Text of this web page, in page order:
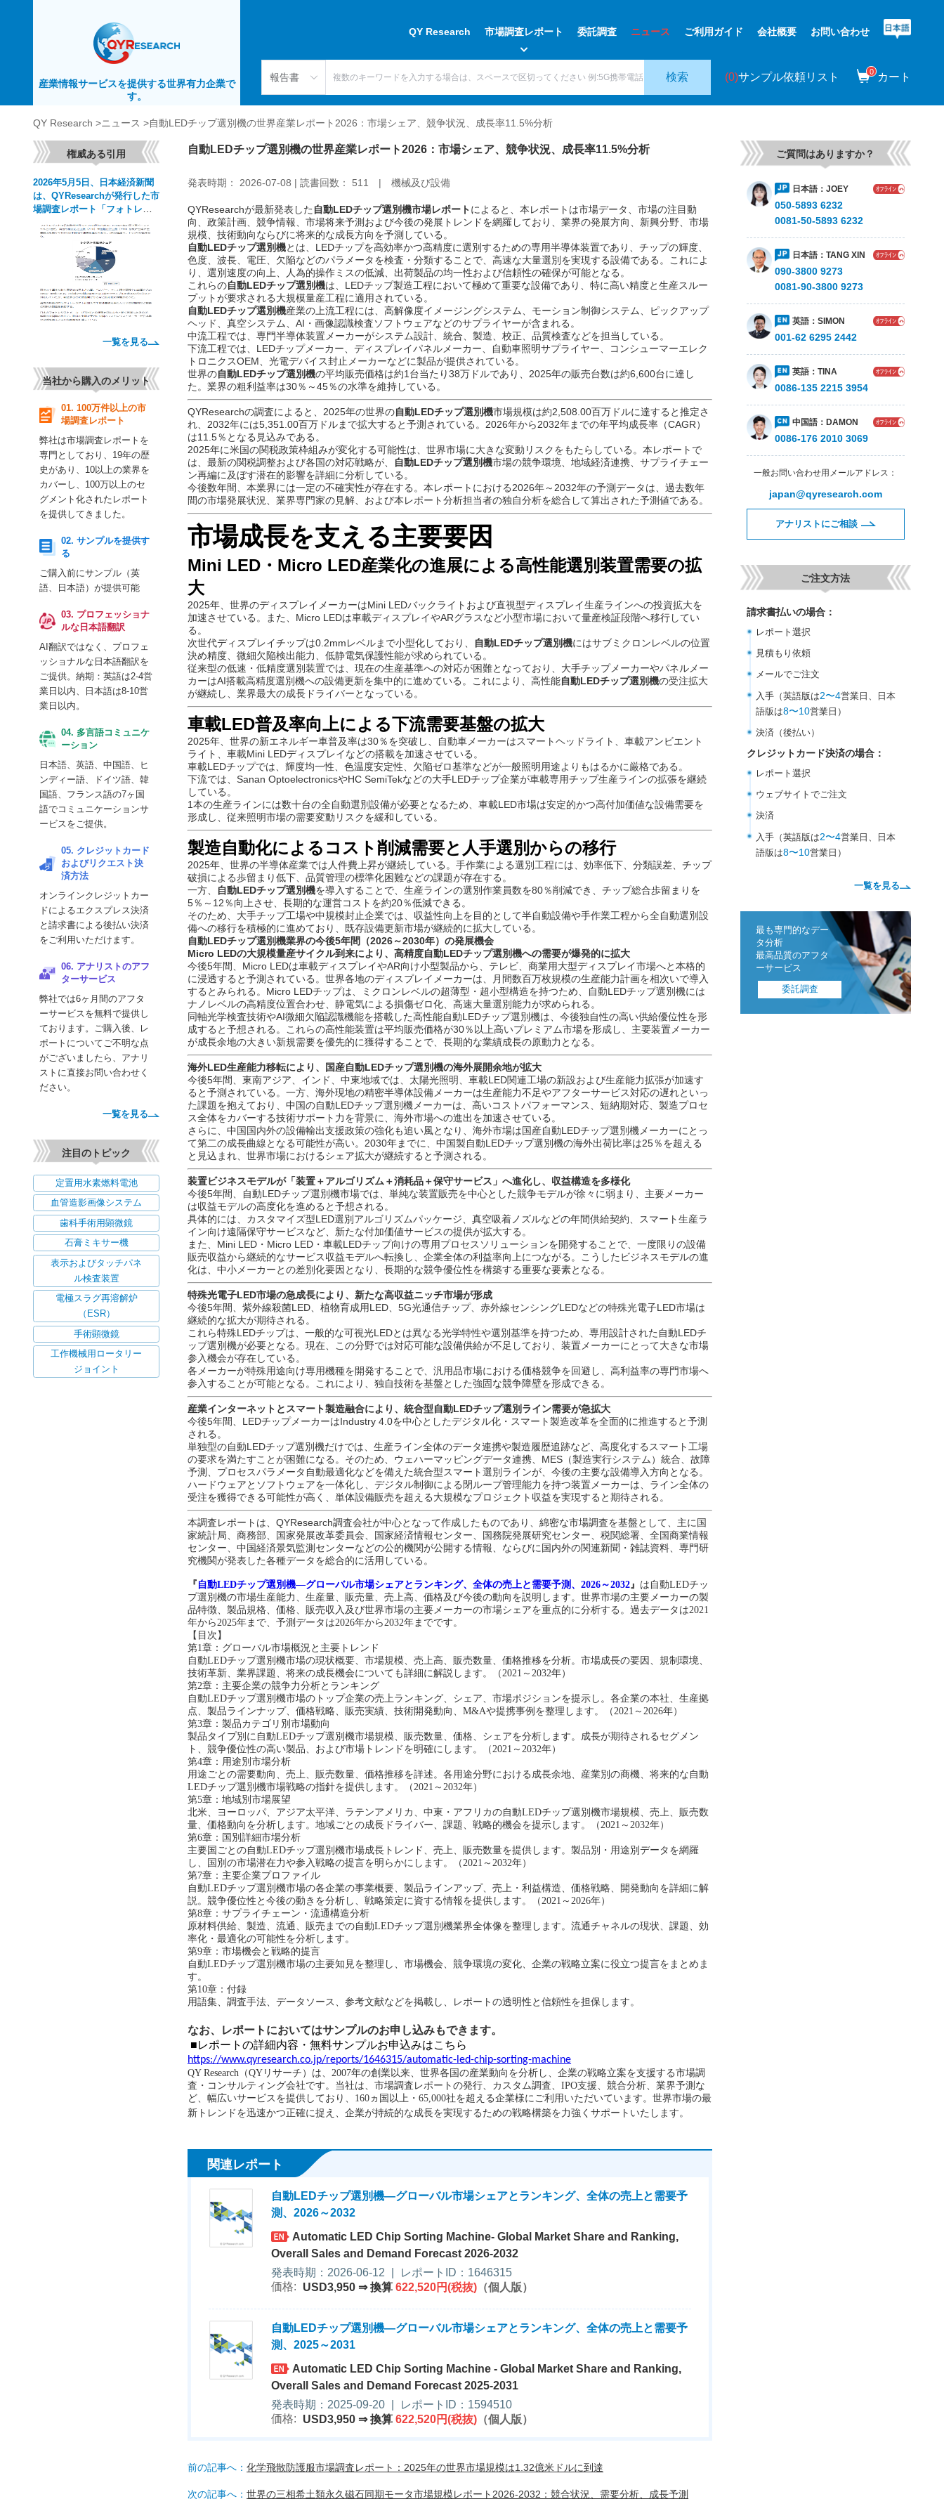
産業情報サービスを提供する世界有力企業で
す。
QY Research 市場調査レポート 委託調査 ニュース ご利用ガイド 会社概要 お問い合わせ
報告書 検索 (0)サンプル依頼リスト 0 カート
QY Research >ニュース >自動LEDチップ選別機の世界産業レポート2026：市場シェア、競争状況、成長率11.5%分析
2026年5月5日、日本経済新聞
場調査レポート「フォトレジ
スト―グローバル市場シェア
とランキング、全体の売上と
需要予測、2026～2032」を引
用しました。
一覧を見る
当社から購入のメリット
01. 100万件以上の市
場調査レポート
弊社は市場調査レポートを
専門としており、19年の歴
史があり、10以上の業界を
カバーし、100万以上のセ
グメント化されたレポート
を提供してきました。
る
語、日本語）が提供可能
03. プロフェッショナ
ルな日本語翻訳
ッショナルな日本語翻訳を
ご提供。納期：英語は2-4営
業日以内、日本語は8-10営
業日以内。
04. 多言語コミュニケ
ーション
日本語、英語、中国語、ヒ
ンディー語、ドイツ語、韓
国語、フランス語の7ヶ国
語でコミュニケーションサ
ービスをご提供。
05. クレジットカード
済方法
オンラインクレジットカー
ドによるエクスプレス決済
と請求書による後払い決済
をご利用いただけます。
06. アナリストのアフ
ターサービス
弊社では6ヶ月間のアフタ
ております。ご購入後、レ
ポートについてご不明な点
がございましたら、アナリ
ストに直接お問い合わせく
ださい。
一覧を見る
注目のトピック
定置用水素燃料電池
血管造影画像システム
歯科手術用顕微鏡
石膏ミキサー機
自動LEDチップ選別機の世界産業レポート2026：市場シェア、競争状況、成長率11.5%分析
発表時期： 2026-07-08 | 読書回数： 511 | 機械及び設備
QYResearchが最新発表した 自動LEDチップ選別機市場レポートによると、本レポートは市場データ、市場の注目動
向、政策計画、競争情報、市場将来予測および今後の発展トレンドを網羅しており、業界の発展方向、新興分野、市場
規模、技術動向ならびに将来的な成長方向を予測している。
自動LEDチップ選別機とは、LEDチップを高効率かつ高精度に選別するための専用半導体装置であり、チップの輝度、
色度、波長、電圧、欠陥などのパラメータを検査・分類することで、高速な大量選別を実現する設備である。これによ
り、選別速度の向上、人為的操作ミスの低減、出荷製品の均一性および信頼性の確保が可能となる。
これらの自動LEDチップ選別機は、LEDチップ製造工程において極めて重要な設備であり、特に高い精度と生産スルー
プットが要求される大規模量産工程に適用されている。
自動LEDチップ選別機産業の上流工程には、高解像度イメージングシステム、モーション制御システム、ピックアップ
ヘッド、真空システム、AI・画像認識検査ソフトウェアなどのサプライヤーが含まれる。
中流工程では、専門半導体装置メーカーがシステム設計、統合、製造、校正、品質検査などを担当している。
下流工程では、LEDチップメーカー、ディスプレイパネルメーカー、自動車照明サプライヤー、コンシューマーエレク
トロニクスOEM、光電デバイス封止メーカーなどに製品が提供されている。
世界の自動LEDチップ選別機の平均販売価格は約1台当たり38万ドルであり、2025年の販売台数は約6,600台に達し
た。業界の粗利益率は30％～45％の水準を維持している。
QYResearchの調査によると、2025年の世界の自動LEDチップ選別機市場規模は約2,508.00百万ドルに達すると推定さ
れ、2032年には5,351.00百万ドルまで拡大すると予測されている。2026年から2032年までの年平均成長率（CAGR）
は11.5％となる見込みである。
2025年に米国の関税政策枠組みが変化する可能性は、世界市場に大きな変動リスクをもたらしている。本レポートで
は、最新の関税調整および各国の対応戦略が、
自動LEDチップ選別機市場の競争環境、地域経済連携、サプライチェー
ン再編に及ぼす潜在的影響を詳細に分析している。
今後数年間、本業界には一定の不確実性が存在する。本レポートにおける2026年～2032年の予測データは、過去数年
間の市場発展状況、業界専門家の見解、および本レポート分析担当者の独自分析を総合して算出された予測値である。
市場成長を支える主要要因
Mini LED・Micro LED産業化の進展による高性能選別装置需要の拡
大
2025年、世界のディスプレイメーカーはMini LEDバックライトおよび直視型ディスプレイ生産ラインへの投資拡大を
加速させている。また、Micro LEDは車載ディスプレイやARグラスなど小型市場において量産検証段階へ移行してい
る。
次世代ディスプレイチップは0.2mmレベルまで小型化しており、
自動LEDチップ選別機にはサブミクロンレベルの位置
決め精度、微細欠陥検出能力、低静電気保護性能が求められている。
従来型の低速・低精度選別装置では、現在の生産基準への対応が困難となっており、大手チップメーカーやパネルメー
カーはAI搭載高精度選別機への設備更新を集中的に進めている。これにより、高性能自動LEDチップ選別機の受注拡大
が継続し、業界最大の成長ドライバーとなっている。
車載LED普及率向上による下流需要基盤の拡大
2025年、世界の新エネルギー車普及率は30％を突破し、自動車メーカーはスマートヘッドライト、車載アンビエント
ライト、車載Mini LEDディスプレイなどの搭載を加速させている。
車載LEDチップでは、輝度均一性、色温度安定性、欠陥ゼロ基準などが一般照明用途よりもはるかに厳格である。
下流では、Sanan OptoelectronicsやHC SemiTekなどの大手LEDチップ企業が車載専用チップ生産ラインの拡張を継続
している。
1本の生産ラインには数十台の全自動選別設備が必要となるため、車載LED市場は安定的かつ高付加価値な設備需要を
形成し、従来照明市場の需要変動リスクを緩和している。
製造自動化によるコスト削減需要と人手選別からの移行
2025年、世界の半導体産業では人件費上昇が継続している。手作業による選別工程には、効率低下、分類誤差、チップ
破損による歩留まり低下、品質管理の標準化困難などの課題が存在する。
一方、
自動LEDチップ選別機を導入することで、生産ラインの選別作業員数を80％削減でき、チップ総合歩留まりを
5％～12％向上させ、長期的な運営コストを約20％低減できる。
そのため、大手チップ工場や中規模封止企業では、収益性向上を目的として半自動設備や手作業工程から全自動選別設
備への移行を積極的に進めており、既存設備更新市場が継続的に拡大している。
自動LEDチップ選別機業界の今後5年間（2026～2030年）の発展機会
Micro LEDの大規模量産サイクル到来により、高精度自動LEDチップ選別機への需要が爆発的に拡大
今後5年間、Micro LEDは車載ディスプレイやAR向け小型製品から、テレビ、商業用大型ディスプレイ市場へと本格的
に浸透すると予測されている。世界各地のディスプレイメーカーは、月間数百万枚規模の生産能力計画を相次いで導入
するとみられる。Micro LEDチップは、ミクロンレベルの超薄型・超小型構造を持つため、自動LEDチップ選別機には
ナノレベルの高精度位置合わせ、静電気による損傷ゼロ化、高速大量選別能力が求められる。
同軸光学検査技術やAI微細欠陥認識機能を搭載した高性能自動LEDチップ選別機は、今後独自性の高い供給優位性を形
成すると予想される。これらの高性能装置は平均販売価格が30％以上高いプレミアム市場を形成し、主要装置メーカー
が成長余地の大きい新規需要を優先的に獲得することで、長期的な業績成長の原動力となる。
海外LED生産能力移転により、国産自動LEDチップ選別機の海外展開余地が拡大
今後5年間、東南アジア、インド、中東地域では、太陽光照明、車載LED関連工場の新設および生産能力拡張が加速す
ると予測されている。一方、海外現地の精密半導体設備メーカーは生産能力不足やアフターサービス対応の遅れといっ
た課題を抱えており、中国の自動LEDチップ選別機メーカーは、高いコストパフォーマンス、短納期対応、製造プロセ
ス全体をカバーする技術サポート力を背景に、海外市場への進出を加速させている。
さらに、中国国内外の設備輸出支援政策の強化も追い風となり、海外市場は国産自動LEDチップ選別機メーカーにとっ
て第二の成長曲線となる可能性が高い。2030年までに、中国製自動LEDチップ選別機の海外出荷比率は25％を超える
と見込まれ、世界市場におけるシェア拡大が継続すると予測される。
装置ビジネスモデルが「装置＋アルゴリズム＋消耗品＋保守サービス」へ進化し、収益構造を多様化
今後5年間、自動LEDチップ選別機市場では、単純な装置販売を中心とした競争モデルが徐々に弱まり、主要メーカー
は収益モデルの高度化を進めると予想される。
具体的には、カスタマイズ型LED選別アルゴリズムパッケージ、真空吸着ノズルなどの年間供給契約、スマート生産ラ
イン向け遠隔保守サービスなど、新たな付加価値サービスの提供が拡大する。
また、Mini LED・Micro LED・車載LEDチップ向けの専用プロセスソリューションを開発することで、一度限りの設備
販売収益から継続的なサービス収益モデルへ転換し、企業全体の利益率向上につながる。こうしたビジネスモデルの進
化は、中小メーカーとの差別化要因となり、長期的な競争優位性を構築する重要な要素となる。
特殊光電子LED市場の急成長により、新たな高収益ニッチ市場が形成
今後5年間、紫外線殺菌LED、植物育成用LED、5G光通信チップ、赤外線センシングLEDなどの特殊光電子LED市場は
継続的な拡大が期待される。
これら特殊LEDチップは、一般的な可視光LEDとは異なる光学特性や選別基準を持つため、専用設計された自動LEDチ
ップ選別機が必要となる。現在、この分野では対応可能な設備供給が不足しており、装置メーカーにとって大きな市場
参入機会が存在している。
各メーカーが特殊用途向け専用機種を開発することで、汎用品市場における価格競争を回避し、高利益率の専門市場へ
参入することが可能となる。これにより、独自技術を基盤とした強固な競争障壁を形成できる。
産業インターネットとスマート製造融合により、統合型自動LEDチップ選別ライン需要が急拡大
今後5年間、LEDチップメーカーはIndustry 4.0を中心としたデジタル化・スマート製造改革を全面的に推進すると予測
される。
単独型の自動LEDチップ選別機だけでは、生産ライン全体のデータ連携や製造履歴追跡など、高度化するスマート工場
の要求を満たすことが困難になる。そのため、ウェハーマッピングデータ連携、MES（製造実行システム）統合、故障
予測、プロセスパラメータ自動最適化などを備えた統合型スマート選別ラインが、今後の主要な設備導入方向となる。
ハードウェアとソフトウェアを一体化し、デジタル制御による閉ループ管理能力を持つ装置メーカーは、ライン全体の
受注を獲得できる可能性が高く、単体設備販売を超える大規模なプロジェクト収益を実現すると期待される。
本調査レポートは、QYResearch調査会社が中心となって作成したものであり、綿密な市場調査を基盤として、主に国
家統計局、商務部、国家発展改革委員会、国家経済情報センター、国務院発展研究センター、税関総署、全国商業情報
センター、中国経済景気監測センターなどの公的機関が公開する情報、ならびに国内外の関連新聞・雑誌資料、専門研
究機関が発表した各種データを総合的に活用している。
『 自動LEDチップ選別機―グローバル市場シェアとランキング、全体の売上と需要予測、2026～2032』 は 自動LEDチッ
プ選別機の市場生産能力、生産量、販売量、売上高、価格及び今後の動向を説明します。世界市場の主要メーカーの製
品特徴、製品規格、価格、販売収入及び世界市場の主要メーカーの市場シェアを重点的に分析する。過去データは2021
年から2025年まで、予測データは2026年から2032年までです。
【目次】
第1章：グローバル市場概況と主要トレンド
自動LEDチップ選別機市場の現状概要、市場規模、売上高、販売数量、価格推移を分析。市場成長の要因、規制環境、
技術革新、業界課題、将来の成長機会についても詳細に解説します。（2021～2032年）
第2章：主要企業の競争力分析とランキング
自動LEDチップ選別機市場のトップ企業の売上ランキング、シェア、市場ポジションを提示し。各企業の本社、生産拠
点、製品ラインナップ、価格戦略、販売実績、技術開発動向、M&Aや提携事例を整理します。（2021～2026年）
第3章：製品カテゴリ別市場動向
製品タイプ別に 自動LEDチップ選別機市場規模、販売数量、価格、シェアを分析します。成長が期待されるセグメン
ト、競争優位性の高い製品、および市場トレンドを明確にします。（2021～2032年）
第4章：用途別市場分析
用途ごとの需要動向、売上、販売数量、価格推移を詳述。各用途分野における成長余地、産業別の商機、将来的な 自動
LEDチップ選別機市場戦略の指針を提供します。（2021～2032年）
第5章：地域別市場展望
北米、ヨーロッパ、アジア太平洋、ラテンアメリカ、中東・アフリカの自動LEDチップ選別機市場規模、売上、販売数
量、価格動向を分析します。地域ごとの成長ドライバー、課題、戦略的機会を提示します。（2021～2032年）
第6章：国別詳細市場分析
主要国ごとの自動LEDチップ選別機市場成長トレンド、売上、販売数量を提供します。製品別・用途別データを網羅
し、国別の市場潜在力や参入戦略の提言を明らかにします。（2021～2032年）
第7章：主要企業プロファイル
自動LEDチップ選別機市場の各企業の事業概要、製品ラインアップ、売上・利益構造、価格戦略、開発動向を詳細に解
説。競争優位性と今後の動きを分析し、戦略策定に資する情報を提供します。（2021～2026年）
第8章：サプライチェーン・流通構造分析
原材料供給、製造、流通、販売までの自動LEDチップ選別機業界全体像を整理します。流通チャネルの現状、課題、効
率化・最適化の可能性を分析します。
第9章：市場機会と戦略的提言
自動LEDチップ選別機市場の主要知見を整理し、市場機会、競争環境の変化、企業の戦略立案に役立つ提言をまとめま
す。
第10章：付録
用語集、調査手法、データソース、参考文献などを掲載し、レポートの透明性と信頼性を担保します。
なお、レポートにおいてはサンプルのお申し込みもできます。
■レポートの詳細内容・無料サンプルお申込みはこちら
https://www.qyresearch.co.jp/reports/1646315/automatic-led-chip-sorting-machine
QY Research（QYリサーチ）は、2007年の創業以来、世界各国の産業動向を分析し、企業の戦略立案を支援する市場調
査・コンサルティング会社です。当社は、市場調査レポートの発行、カスタム調査、IPO支援、競合分析、業界予測な
ど、幅広いサービスを提供しており、160ヵ国以上・65,000社を超える企業様にご利用いただいています。世界市場の最
新トレンドを迅速かつ正確に捉え、企業が持続的な成長を実現するための戦略構築を力強くサポートいたします。
関連レポート
自動LEDチップ選別機―グローバル市場シェアとランキング、全体の売上と需要予
測、2026～2032
Automatic LED Chip Sorting Machine- Global Market Share and Ranking,
Overall Sales and Demand Forecast 2026-2032
発表時期：2026-06-12
レポートID：1646315
価格:
USD3,950 ⇒ 換算622,520円(税抜) （個人版）
自動LEDチップ選別機―グローバル市場シェアとランキング、全体の売上と需要予
測、2025～2031
Automatic LED Chip Sorting Machine - Global Market Share and Ranking,
Overall Sales and Demand Forecast 2025-2031
発表時期：2025-09-20
レポートID：1594510
価格:
USD3,950 ⇒ 換算622,520円(税抜) （個人版）
前の記事へ：化学飛散防護服市場調査レポート：2025年の世界市場規模は1.32億米ドルに到達
次の記事へ：世界の三相希土類永久磁石同期モータ市場規模レポート2026-2032：競合状況、需要分析、成長予測
050-5893 6232
090-3800 9273
0081-90-3800
英語：
001-62 6295
0086-135 2215
中国語：
一般お問い合わせ用メー
アナリストにご
レポート選択
メールでご注文
語版は
クレジットカード決済
ウェブサイトでご注文
入手（英語版は
語版は
8〜10営業日）